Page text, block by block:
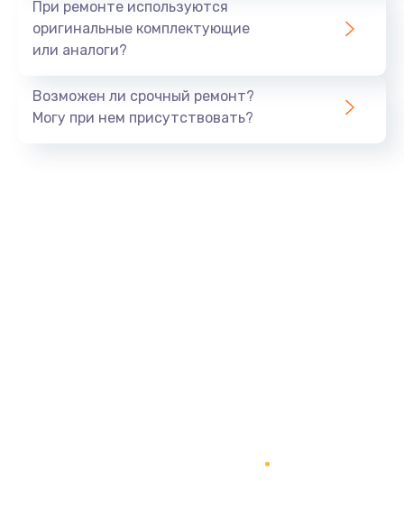
При ремонте используются
оригинальные комплектующие
или аналоги?
Возможен ли срочный ремонт?
Могу при нем присутствовать?